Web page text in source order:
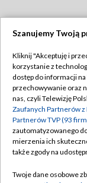
Abonament
Emisja w TVP
Centrum
Naziemna
Szanujemy Twoją
Kliknij "Akceptuję i
korzystanie z
dostęp do informacji
przechowywanie oraz
nas, czyli Telewizję
Zaufanych Partnerów
Partnerów TVP (93
zautomatyzowanego
mierzenia ich
także zgody na
Twoje dane osobowe